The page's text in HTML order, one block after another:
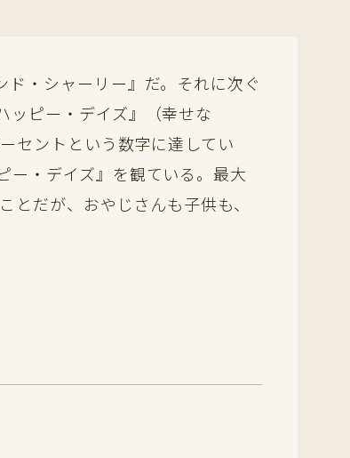
・シャーリー』だ。それに次ぐ
ッピー・デイズ』（幸せな
セントという数字に達してい
ー・デイズ』を観ている。最大
だが、おやじさんも子供も、